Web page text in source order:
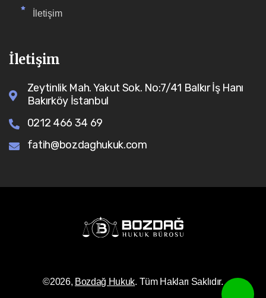
İletişim
İletişim
Zeytinlik Mah. Yakut Sok. No:7/41 Balkır İş Hanı
Bakırköy İstanbul
0212 466 34 69
fatih@bozdaghukuk.com
©2026, Bozdağ Hukuk. Tüm Hakları Saklıdır.